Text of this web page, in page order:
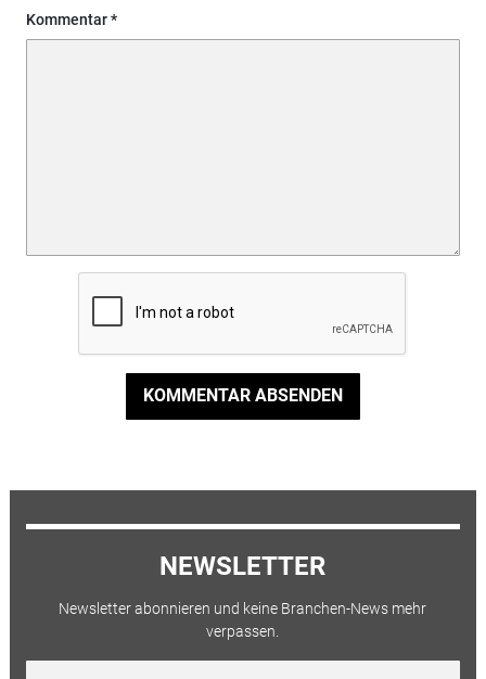
Kommentar
KOMMENTAR ABSENDEN
NEWSLETTER
Newsletter abonnieren und keine Branchen-News mehr
verpassen.